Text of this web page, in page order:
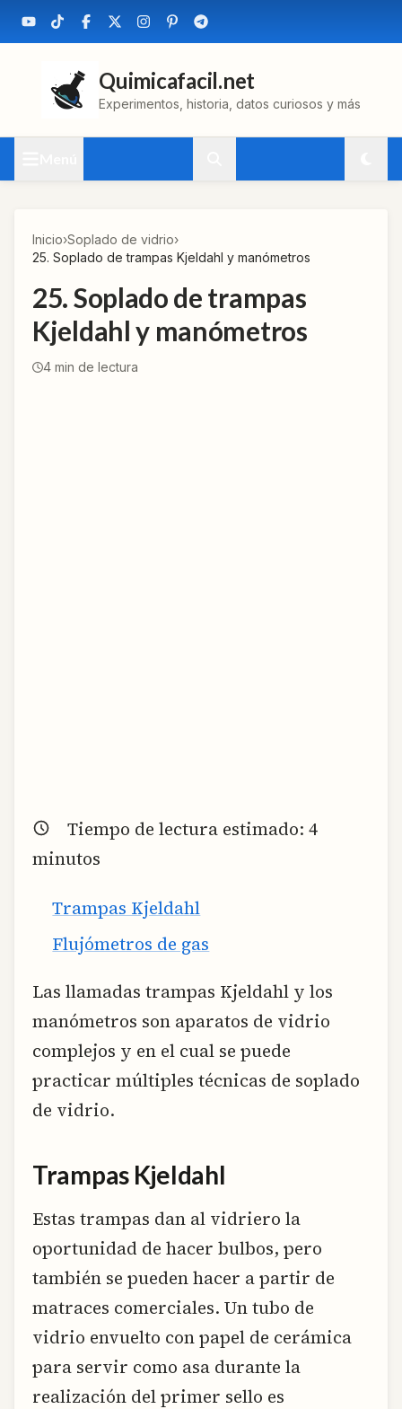
Quimicafacil.net
Experimentos, historia, datos curiosos y más
Inicio›Soplado de vidrio›
25. Soplado de trampas Kjeldahl y manómetros
25. Soplado de trampas
Kjeldahl y manómetros
4 min de lectura
Tiempo de lectura estimado: 4
minutos
Trampas Kjeldahl
Flujómetros de gas
Las llamadas trampas Kjeldahl y los
manómetros son aparatos de vidrio
complejos y en el cual se puede
practicar múltiples técnicas de soplado
de vidrio.
Trampas Kjeldahl
Estas trampas dan al vidriero la
oportunidad de hacer bulbos, pero
también se pueden hacer a partir de
matraces comerciales. Un tubo de
vidrio envuelto con papel de cerámica
para servir como asa durante la
realización del primer sello es